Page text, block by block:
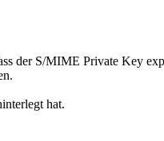
der S/MIME Private Key
hat.